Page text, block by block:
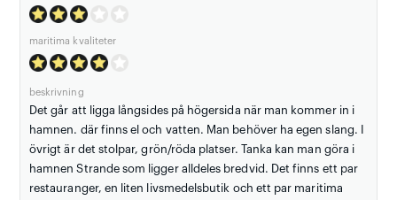
maritima kvaliteter
beskrivning
Det går att ligga långsides på högersida när man kommer in i
hamnen. där finns el och vatten. Man behöver ha egen slang. I
övrigt är det stolpar, grön/röda platser. Tanka kan man göra i
hamnen Strande som ligger alldeles bredvid. Det finns ett par
restauranger, en liten livsmedelsbutik och ett par maritima